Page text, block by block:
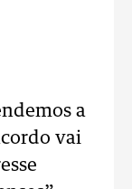
a
vai